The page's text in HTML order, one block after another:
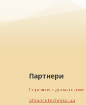
Партнери
Сережки з діамантами
alliancetechnika.ua